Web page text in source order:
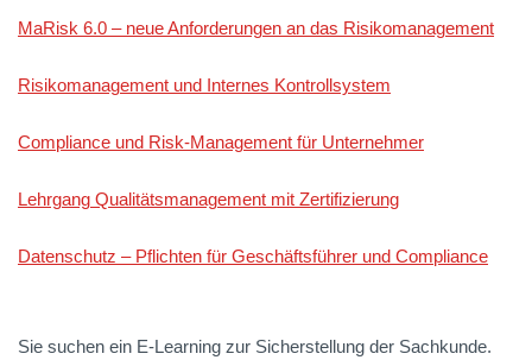
MaRisk 6.0 – neue Anforderungen an das Risikomanagement
Risikomanagement und Internes Kontrollsystem
Compliance und Risk-Management für Unternehmer
Lehrgang Qualitätsmanagement mit Zertifizierung
Datenschutz – Pflichten für Geschäftsführer und Compliance
Sie suchen ein E-Learning zur Sicherstellung der Sachkunde.